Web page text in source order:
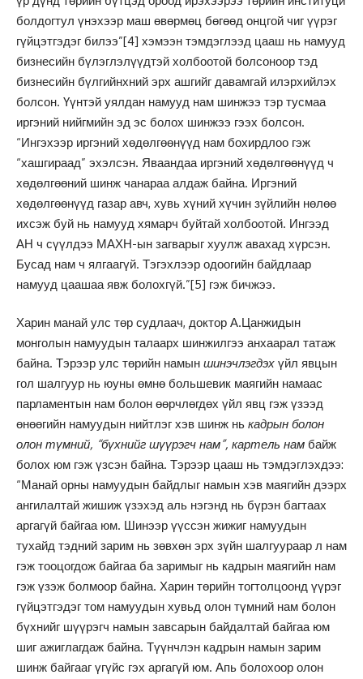
болдогтул үнэхээр маш өвөрмөц бөгөөд онцгой чиг үүрэг
гүйцэтгэдэг билээ”[4] хэмээн тэмдэглээд цааш нь намууд
бизнесийн бүлэглэлүүдтэй холбоотой болсоноор тэд
бизнесийн бүлгийнхний эрх ашгийг давамгай илэрхийлэх
болсон. Үүнтэй уялдан намууд нам шинжээ тэр тусмаа
иргэний нийгмийн эд эс болох шинжээ гээх болсон.
“Ингэхээр иргэний хөдөлгөөнүүд нам бохирдлоо гэж
“хашгираад” эхэлсэн. Яваандаа иргэний хөдөлгөөнүүд ч
хөдөлгөөний шинж чанараа алдаж байна. Иргэний
хөдөлгөөнүүд газар авч, хувь хүний хүчин зүйлийн нөлөө
ихсэж буй нь намууд хямарч буйтай холбоотой. Ингээд
АН ч сүүлдээ МАХН-ын загварыг хуулж авахад хүрсэн.
Бусад нам ч ялгаагүй. Тэгэхлээр одоогийн байдлаар
намууд цаашаа явж болохгүй.”[5] гэж бичжээ.
Харин манай улс төр судлаач, доктор А.Цанжидын
монголын намуудын талаарх шинжилгээ анхаарал татаж
байна. Тэрээр улс төрийн намын шинэчлэгдэх үйл явцын
гол шалгуур нь юуны өмнө большевик маягийн намаас
парламентын нам болон өөрчлөгдөх үйл явц гэж үзээд
өнөөгийн намуудын нийтлэг хэв шинж нь кадрын болон
олон түмний, “бүхнийг шүүрэгч нам”, картель нам байж
болох юм гэж үзсэн байна. Тэрээр цааш нь тэмдэглэхдээ:
“Манай орны намуудын байдлыг намын хэв маягийн дээрх
ангилалтай жишиж үзэхэд аль нэгэнд нь бүрэн багтаах
аргагүй байгаа юм. Шинээр үүссэн жижиг намуудын
тухайд тэдний зарим нь зөвхөн эрх зүйн шалгуураар л нам
гэж тооцогдож байгаа ба заримыг нь кадрын маягийн нам
гэж үзэж болмоор байна. Харин төрийн тогтолцоонд үүрэг
гүйцэтгэдэг том намуудын хувьд олон түмний нам болон
бүхнийг шүүрэгч намын завсарын байдалтай байгаа юм
шиг ажиглагдаж байна. Түүнчлэн кадрын намын зарим
шинж байгааг үгүйс гэх аргагүй юм. Апь болохоор олон